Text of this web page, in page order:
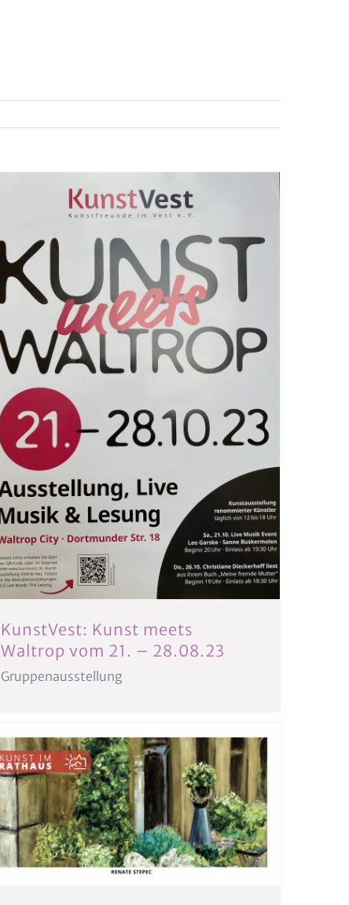
KunstVest: Kunst meets
Waltrop vom 21. – 28.08.23
Gruppenausstellung